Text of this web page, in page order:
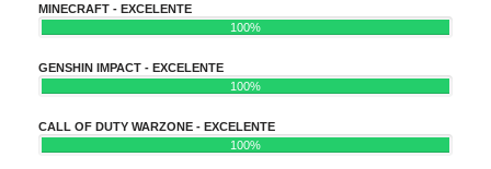
MINECRAFT - EXCELENTE
100%
GENSHIN IMPACT - EXCELENTE
100%
CALL OF DUTY WARZONE - EXCELENTE
100%